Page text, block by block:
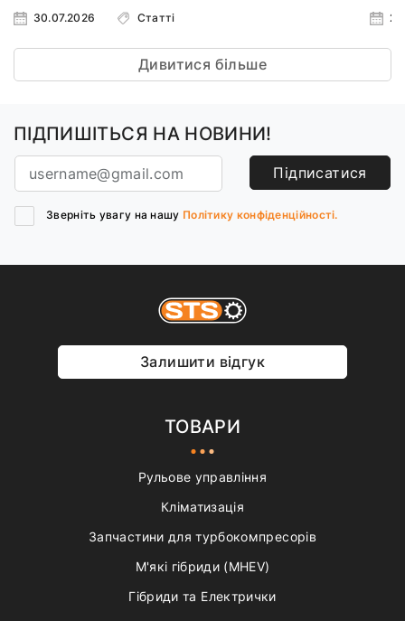
30.07.2026 Статті
Дивитися більше
ПІДПИШІТЬСЯ НА НОВИНИ!
Підписатися
Зверніть увагу на нашу Політику конфіденційності.
Залишити відгук
ТОВАРИ
Рульове управління
Кліматизація
Запчастини для турбокомпресорів
М'які гібриди (MHEV)
Гібриди та Електрички